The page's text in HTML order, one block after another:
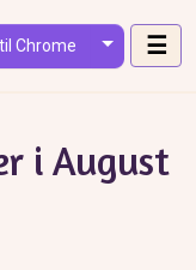
Chrome ☰
i August